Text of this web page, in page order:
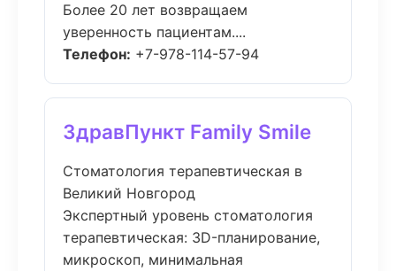
Более 20 лет возвращаем
уверенность пациентам....
Телефон: +7-978-114-57-94
ЗдравПункт Family Smile
Стоматология терапевтическая в
Великий Новгород
Экспертный уровень стоматология
терапевтическая: 3D-планирование,
микроскоп, минимальная